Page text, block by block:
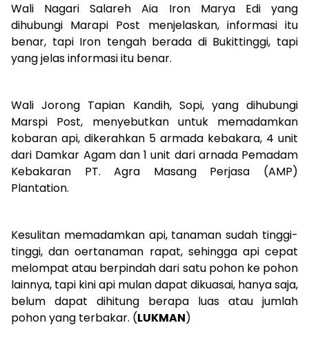
Wali Nagari Salareh Aia Iron Marya Edi yang
dihubungi Marapi Post menjelaskan, informasi itu
benar, tapi Iron tengah berada di Bukittinggi, tapi
yang jelas informasi itu benar.
Wali Jorong Tapian Kandih, Sopi, yang dihubungi
Marspi Post, menyebutkan untuk memadamkan
kobaran api, dikerahkan 5 armada kebakara, 4 unit
dari Damkar Agam dan 1 unit dari arnada Pemadam
Kebakaran PT. Agra Masang Perjasa (AMP)
Plantation.
Kesulitan memadamkan api, tanaman sudah tinggi-
tinggi, dan oertanaman rapat, sehingga api cepat
melompat atau berpindah dari satu pohon ke pohon
lainnya, tapi kini api mulan dapat dikuasai, hanya saja,
belum dapat dihitung berapa luas atau jumlah
pohon yang terbakar. (LUKMAN)